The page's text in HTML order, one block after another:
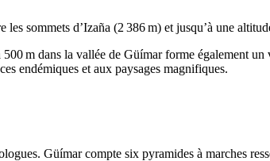
les sommets d’Izaña (2 386 m) et jusqu’à une
500 m dans la vallée de Güímarforme également un
endémiques et aux paysages magnifiques.
Güímarcompte six pyramides à marches